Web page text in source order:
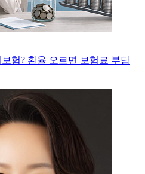
험? 환율 오르면 보험료 부담